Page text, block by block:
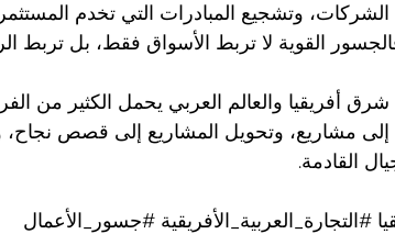
وتشجيع المبادرات التي تخدم
القوية لا تربط الأسواق فقط، بل تربط
شرق أفريقيا والعالم العربي يحمل الكثير من
مشاريع، وتحويل المشاريع إلى قصص
القادمة.
#التجارة_العربية_الأفريقية #جسور_الأعمال